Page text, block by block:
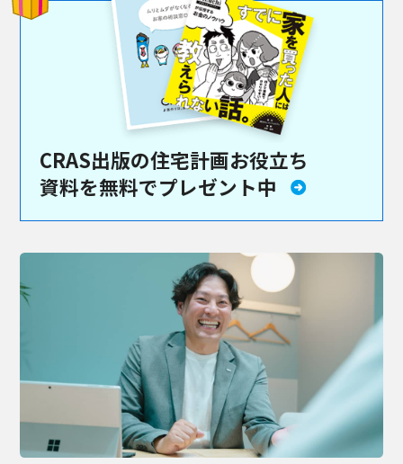
CRAS出版の住宅計画お役立ち
資料を無料でプレゼント中